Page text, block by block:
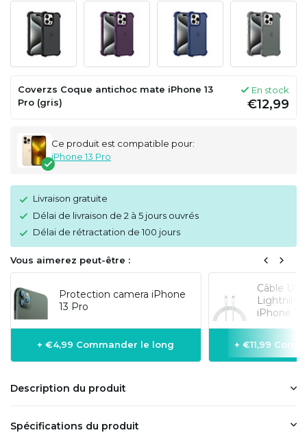
Coverzs Coque antichoc mate iPhone 13
Pro (gris)
En stock
€12,99
Ce produit est compatible pour:
iPhone 13 Pro
Livraison gratuite
Délai de livraison de 2 à 5 jours ouvrés
Délai de rétractation de 100 jours
Vous aimerez peut-être :
Protection camera iPhone
13 Pro
+ €4,99 Commander le long
Câble
Lightning
iPhone 1
+ €11,99
Description du produit
Spécifications du produit